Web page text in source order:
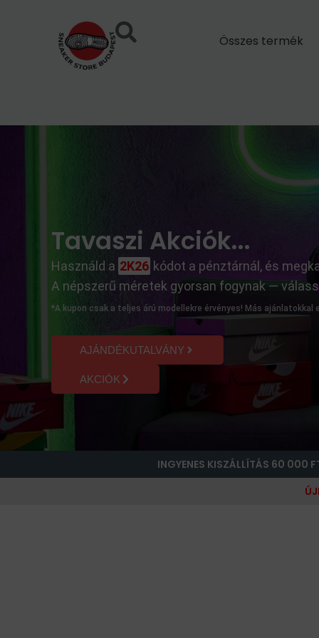
Összes termék
Tavaszi Akciók...
Használd a 2K26 kódot a pénztárnál, és
A népszerű méretek gyorsan fogynak —
*A kupon csak a teljes árú modellekre érvényes! Más
AJÁNDÉKUTALVÁNY
AKCIÓK
INGYENES KISZÁLLÍTÁS 60 000